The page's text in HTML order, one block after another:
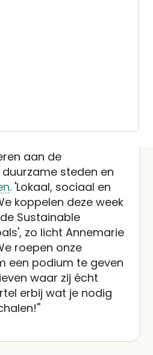
Building Week:
en duurzaam
dit jaar van 10 tot en
twaalfde Dutch
staat deze editie
aan de
steden en
. 'Lokaal, sociaal en
koppelen deze week
Sustainable
zo licht Annemarie
roepen onze
een podium te geven
waar zij écht
erbij wat je nodig